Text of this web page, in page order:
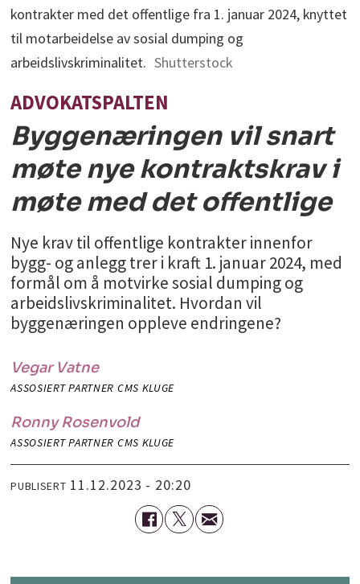
kontrakter med det offentlige fra 1. januar 2024, knyttet
til motarbeidelse av sosial dumping og
arbeidslivskriminalitet. Shutterstock
ADVOKATSPALTEN
Byggenæringen vil snart
møte nye kontraktskrav i
møte med det offentlige
Nye krav til offentlige kontrakter innenfor
bygg- og anlegg trer i kraft 1. januar 2024, med
formål om å motvirke sosial dumping og
arbeidslivskriminalitet. Hvordan vil
byggenæringen oppleve endringene?
Vegar Vatne
ASSOSIERT PARTNER CMS KLUGE
Ronny Rosenvold
ASSOSIERT PARTNER CMS KLUGE
PUBLISERT 11.12.2023 - 20:20